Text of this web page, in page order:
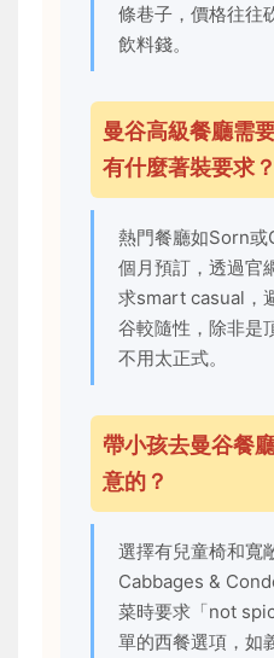
條巷子，價格往往
飲料錢。
曼谷高級餐廳需
有什麼著裝要求？
熱門餐廳如Sorn或
個月預訂，透過官
求smart casual，
谷較隨性，除非是
不用太正式。
帶小孩去曼谷餐
意的？
選擇有兒童椅和寬
Cabbages &
菜時要求「not
單的西餐選項，如